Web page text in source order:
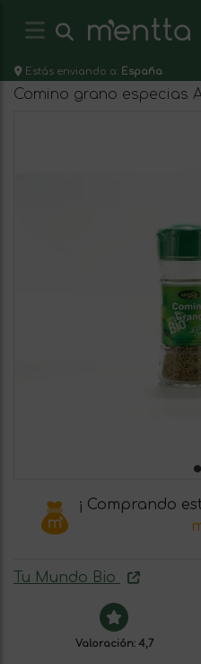
Estás enviando a: España
Comino grano especias
¡ Comprando
Tu Mundo Bio
Valoración: 4,7